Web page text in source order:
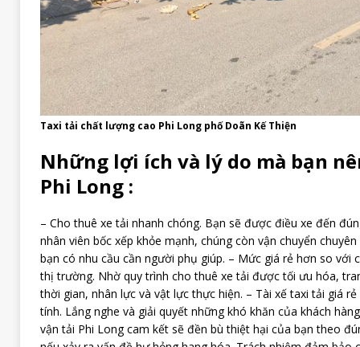
Taxi tải chất lượng cao Phi Long phố Doãn Kế Thiện
Những lợi ích và lý do mà bạn
Phi Long :
– Cho thuê xe tải nhanh chóng. Bạn sẽ được điều xe đến
nhân viên bốc xếp khỏe mạnh, chúng còn vận chuyển
bạn có nhu cầu cần người phụ giúp. – Mức giá rẻ hơn so với
thị trường. Nhờ quy trình cho thuê xe tải được tối ưu hóa,
thời gian, nhân lực và vật lực thực hiện. – Tài xế taxi tải giá
tính. Lắng nghe và giải quyết những khó khăn của khách
vận tải Phi Long cam kết sẽ đền bù thiệt hại của bạn theo